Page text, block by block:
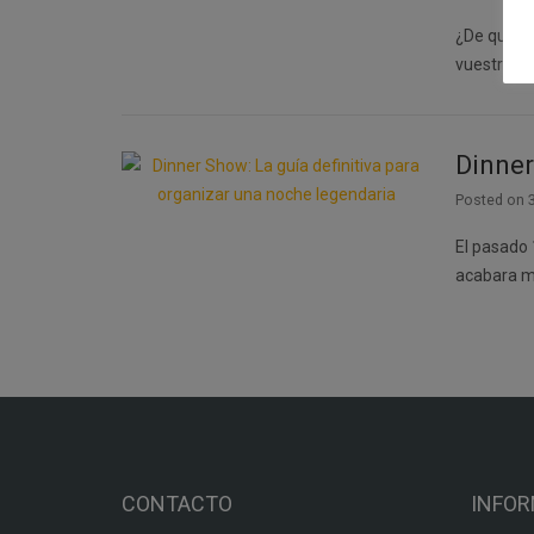
¿De qué
vuestro…
Posted on
El
acabara
CONTACTO